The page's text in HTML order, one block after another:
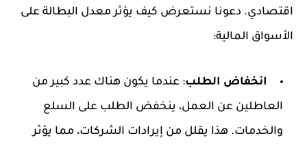
اقتصادي. دعونا نستعرض كيف يؤثر معدل البطالة على
الأسواق المالية:
انخفاض الطلب: عندما يكون هناك عدد كبير من
العاطلين عن العمل، ينخفض الطلب على السلع
والخدمات. هذا يقلل من إيرادات الشركات، مما يؤثر